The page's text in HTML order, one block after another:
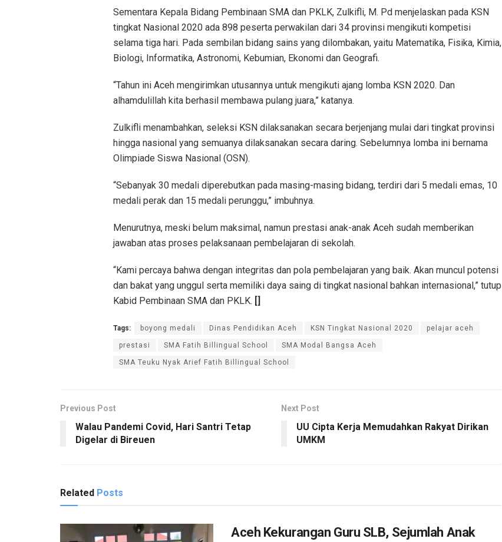
Sementara Kepala Bidang Pembinaan SMA dan PKLK, Zulkifli, M. Pd menjelaskan pada KSN
tingkat Nasional 2020 ada 898 peserta perwakilan dari 34 provinsi mengikuti kompetisi
selama tiga hari. Pada sembilan bidang sains yang dilombakan, yaitu Matematika, Fisika, Kimia,
Biologi, Informatika, Astronomi, Kebumian, Ekonomi dan Geografi.
“Tahun ini Aceh mengirimkan utusannya untuk mengikuti ajang lomba KSN 2020. Dan
alhamdulillah kita berhasil membawa pulang juara,” katanya.
Zulkifli menambahkan, seleksi KSN dilaksanakan secara berjenjang mulai dari tingkat provinsi
hingga nasional yang semuanya dilaksanakan secara daring. Sebelumnya lomba ini bernama
Olimpiade Siswa Nasional (OSN).
“Sebanyak 30 medali diperebutkan pada masing-masing bidang, terdiri dari 5 medali emas, 10
medali perak dan 15 medali perunggu,” imbuhnya.
Menurutnya, meski belum maksimal, namun prestasi anak-anak Aceh sudah memberikan
jawaban atas proses pelaksanaan pembelajaran di sekolah.
“Kami percaya bahwa dengan integritas dan pola pembelajaran yang baik. Akan muncul potensi
dan bakat yang unggul serta memiliki daya saing di tingkat nasional bahkan internasional,” tutup
Kabid Pembinaan SMA dan PKLK. []
Tags: boyong medali Dinas Pendidikan Aceh KSN Tingkat Nasional 2020 pelajar aceh
prestasi SMA Fatih Billingual School SMA Modal Bangsa Aceh
SMA Teuku Nyak Arief Fatih Billingual School
Previous Post
Walau Pandemi Covid, Hari Santri Tetap
Digelar di Bireuen
Next Post
UU Cipta Kerja Memudahkan Rakyat Dirikan
UMKM
Related Posts
Aceh Kekurangan Guru SLB, Sejumlah Anak